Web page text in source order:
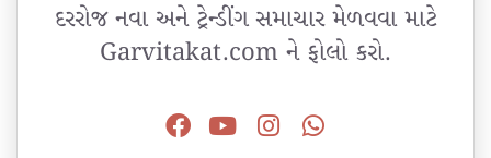
દરરોજ નવા અને ટ્રેન્ડીંગ સમાચાર મેળવવા માટે
Garvitakat.com ને ફોલો કરો.